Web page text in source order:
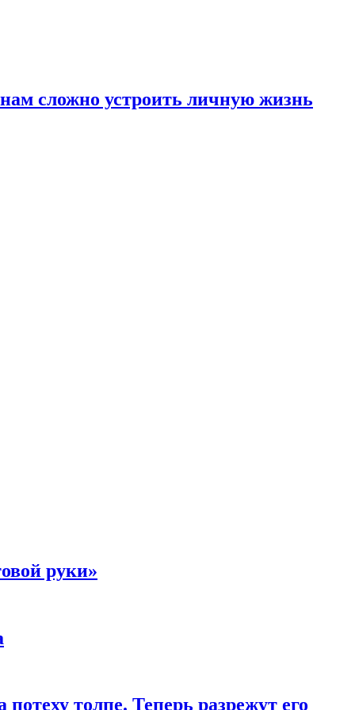
сложно устроить личную жизнь
руки»
толпе. Теперь разрежут его